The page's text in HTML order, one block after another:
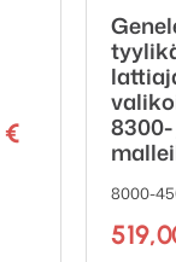
€Hintaluokka:
8000-